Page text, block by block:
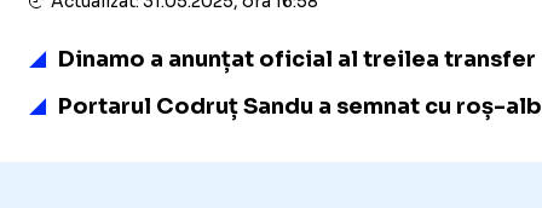
Dinamo a anunțat oficial al treilea transfer
Portarul Codruț Sandu a semnat cu roș-